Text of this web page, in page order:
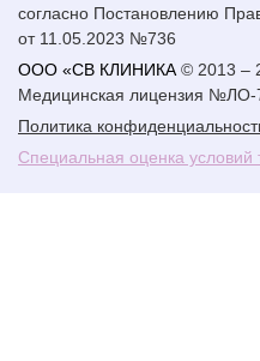
согласно Постановлению
от 11.05.2023 №736
ООО «СВ КЛИНИКА © 2013 –
Медицинская лицензия №ЛО-
Политика
Специальная оценка условий